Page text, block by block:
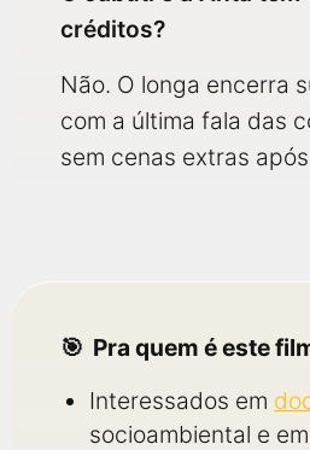
créditos?
Não. O longa encerra
com a última fala das
sem cenas extras
Pra quem é este
Interessados em
socioambiental e